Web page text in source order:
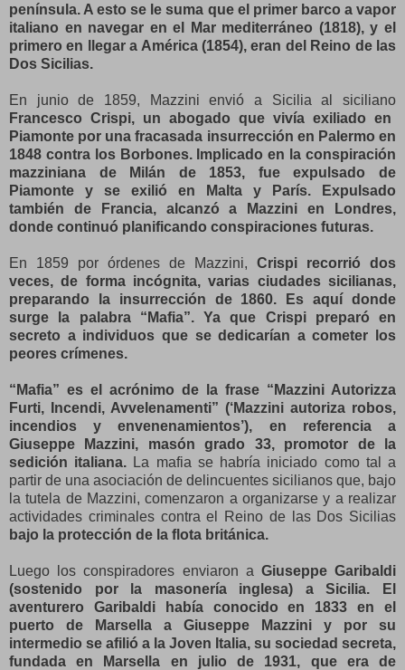
península. A esto se le suma que el primer barco a vapor
italiano en navegar en el Mar mediterráneo (1818), y el
primero en llegar a América (1854), eran del Reino de las
Dos Sicilias.
En junio de 1859, Mazzini envió a Sicilia al siciliano
Francesco Crispi, un abogado que vivía exiliado en
Piamonte por una fracasada insurrección en Palermo en
1848 contra los Borbones. Implicado en la conspiración
mazziniana de Milán de 1853, fue expulsado de
Piamonte y se exilió en Malta y París. Expulsado
también de Francia, alcanzó a Mazzini en Londres,
donde continuó planificando conspiraciones futuras.
En 1859 por órdenes de Mazzini, Crispi recorrió dos
veces, de forma incógnita, varias ciudades sicilianas,
preparando la insurrección de 1860. Es aquí donde
surge la palabra “Mafia”. Ya que Crispi preparó en
secreto a individuos que se dedicarían a cometer los
peores crímenes.
“Mafia” es el acrónimo de la frase “Mazzini Autorizza
Furti, Incendi, Avvelenamenti” (‘Mazzini autoriza robos,
incendios y envenenamientos’), en referencia a
Giuseppe Mazzini, masón grado 33, promotor de la
sedición italiana. La mafia se habría iniciado como tal a
partir de una asociación de delincuentes sicilianos que, bajo
la tutela de Mazzini, comenzaron a organizarse y a realizar
actividades criminales contra el Reino de las Dos Sicilias
bajo la protección de la flota británica.
Luego los conspiradores enviaron a Giuseppe Garibaldi
(sostenido por la masonería inglesa) a Sicilia. El
aventurero Garibaldi había conocido en 1833 en el
puerto de Marsella a Giuseppe Mazzini y por su
intermedio se afilió a la Joven Italia, su sociedad secreta,
fundada en Marsella en julio de 1931, que era de